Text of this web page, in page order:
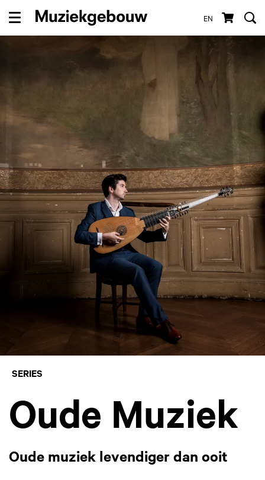
EN
Menu
SERIES
Oude Muziek
Oude muziek levendiger dan ooit